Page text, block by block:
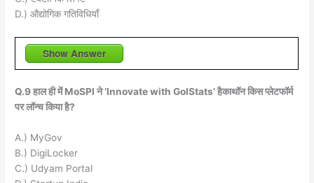
D.) औद्योगिक गतिविधियाँ
Show Answer
Q.9 हाल ही में MoSPI ने ‘Innovate with GoIStats’ हैकाथॉन किस प्लेटफॉर्म
पर लॉन्च किया है?
A.) MyGov
B.) DigiLocker
C.) Udyam Portal